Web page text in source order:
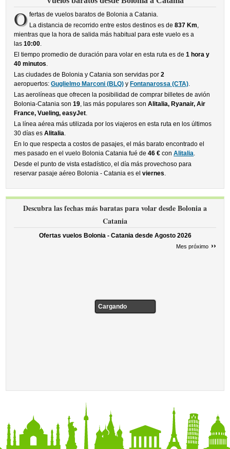
O fertas de vuelos baratos de Bolonia a Catania.
La distancia de recorrido entre estos destinos es de 837 Km,
mientras que la hora de salida más habitual para este vuelo es a
las10:00.
El tiempo promedio de duración para volar en esta ruta es de1 hora y
40 minutos.
Las ciudades de Bolonia y Catania son servidas por2
aeropuertos:Guglielmo Marconi (BLQ) y Fontanarossa (CTA).
Las aerolíneas que ofrecen la posibilidad de comprar billetes de avión
Bolonia-Catania son19, las más populares sonAlitalia, Ryanair, Air
France, Vueling, easyJet.
La línea aérea más utilizada por los viajeros en esta ruta en los últimos
30 días esAlitalia.
En lo que respecta a costos de pasajes, el más barato encontrado el
mes pasado en el vuelo Bolonia Catania fué de46 € conAlitalia.
Desde el punto de vista estadístico, el día más provechoso para
reservar pasaje aéreo Bolonia - Catania es elviernes.
Descubra las fechas más baratas para volar desde Bolonia a
Catania
Ofertas vuelos Bolonia - Catania desde Agosto 2026
Mes próximo ››
Cargando